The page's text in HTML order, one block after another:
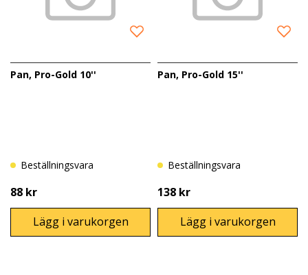
Pan, Pro-Gold 10''
Beställningsvara
88 kr
Lägg i varukorgen
Pan, Pro-Gold 15''
Beställningsvara
138 kr
Lägg i varukorgen